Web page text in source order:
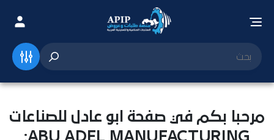
مرحبا بكم في صفحة ابو عادل للصناعات